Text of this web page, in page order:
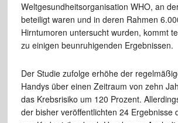
Weltgesundheitsorganisation WHO, an
beteiligt waren und in deren Rahmen
Hirntumoren untersucht wurden, kommt
zu einigen beunruhigenden Ergebnissen.
Der Studie zufolge erhöhe der
Handys über einen Zeitraum von zehn
das Krebsrisiko um 120 Prozent.
der bisher veröffentlichten 24 Ergebnisse